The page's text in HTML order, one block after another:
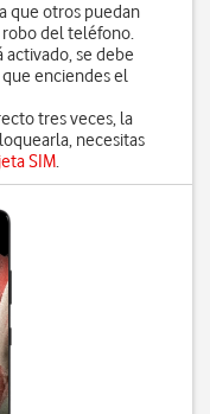
que otros puedan
del teléfono.
activado, se debe
enciendes el
tres veces, la
necesitas
SIM.